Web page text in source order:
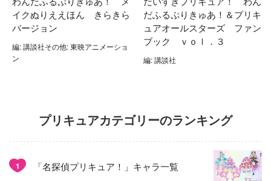
イクぬりええほん きらきら
バージョン
編: 講談社その他: 東映アニメーショ
ン
だふるぷりきゅあ！＆プリキ
ュアオールスターズ ファン
ブック ｖｏｌ．３
編: 講談社
プリキュアカテゴリーのランキング
1 「名探偵プリキュア！」キャラ一覧